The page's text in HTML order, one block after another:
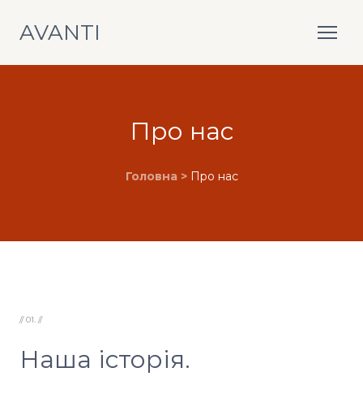
AVANTI
Про нас
Головна >Про нас
// 01. //
Наша історія.